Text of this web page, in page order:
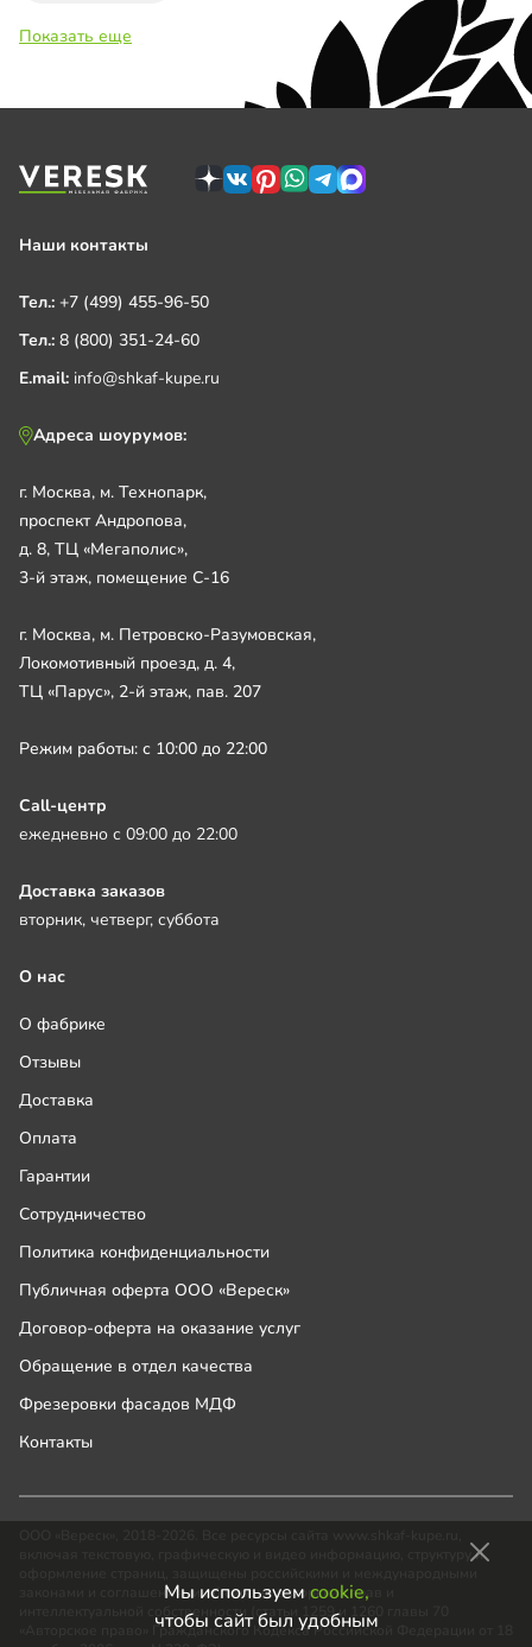
Показать еще
Мы используем cookie,
чтобы сайт был удобным
Наши контакты
Тел.: +7 (499) 455-96-50
Тел.: 8 (800) 351-24-60
E.mail: info@shkaf-kupe.ru
Адреса шоурумов:
г. Москва, м. Технопарк,
проспект Андропова,
д. 8, ТЦ «Мегаполис»,
3-й этаж, помещение С-16
г. Москва, м. Петровско-Разумовская,
Локомотивный проезд, д. 4,
ТЦ «Парус», 2-й этаж, пав. 207
Режим работы: с 10:00 до 22:00
Call-центр
ежедневно с 09:00 до 22:00
Доставка заказов
вторник, четверг, суббота
О нас
О фабрике
Отзывы
Доставка
Оплата
Гарантии
Сотрудничество
Политика конфиденциальности
Публичная оферта ООО «Вереск»
Договор-оферта на оказание услуг
Обращение в отдел качества
Фрезеровки фасадов МДФ
Контакты
включая текстовую, графическую и видео информацию, структуру и
законами и соглашениями об охране авторских прав и
интеллектуальной собственности (статьи 1259 и 1260 главы 70
«Авторское право» Гражданского Кодекса Российской Федерации от 18